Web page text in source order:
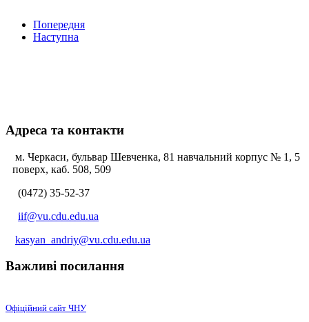
Попередня
Наступна
Адреса та контакти
м. Черкаси, бульвар Шевченка, 81 навчальний корпус № 1, 5
поверх, каб. 508, 509
(0472) 35-52-37
iif@vu.cdu.edu.ua
kasyan_andriy@vu.cdu.edu.ua
Важливі посилання
Офіційний сайт ЧНУ